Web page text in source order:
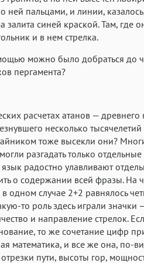
Аа
Garamond
Аа
Fira Sans
San Francisco Аа
SF Serif
Аа
Courier New
Аа
ней пальцами, и линии,
синей краской. Там, где
и в нем стрелка.
можно было добраться до
пергамента?
расчетах атанов —
несколько тысячелетий
тоже высекли они?
разгадать только
радостно улавливают
о содержании всей фразы. На
одном случае 2+2 равнялось
то роль здесь играли значки
и направление стрелок.
то же сочетание цифр
математика, и все же она, по-
пути, высоты гор,